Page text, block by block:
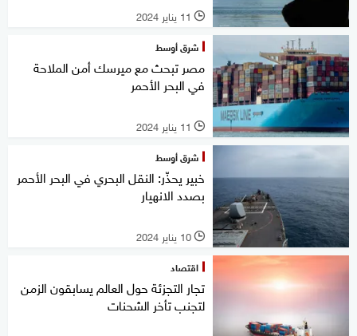
l 11 يناير 2024
شرق أوسط
مصر تبحث مع ميرسك أمن الملاحة
في البحر الأحمر
l 11 يناير 2024
شرق أوسط
خبير يحذّر: النقل البحري في البحر الأحمر
بصدد الانهيار
l 10 يناير 2024
اقتصاد
تجار التجزئة حول العالم يسابقون الزمن
لتجنب تأخر الشحنات